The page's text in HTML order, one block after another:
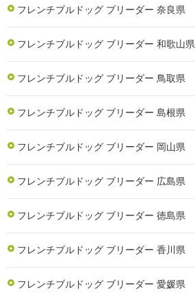
フレンチブルドッグ ブリーダー 奈良県
フレンチブルドッグ ブリーダー 和歌山県
フレンチブルドッグ ブリーダー 鳥取県
フレンチブルドッグ ブリーダー 島根県
フレンチブルドッグ ブリーダー 岡山県
フレンチブルドッグ ブリーダー 広島県
フレンチブルドッグ ブリーダー 徳島県
フレンチブルドッグ ブリーダー 香川県
フレンチブルドッグ ブリーダー 愛媛県